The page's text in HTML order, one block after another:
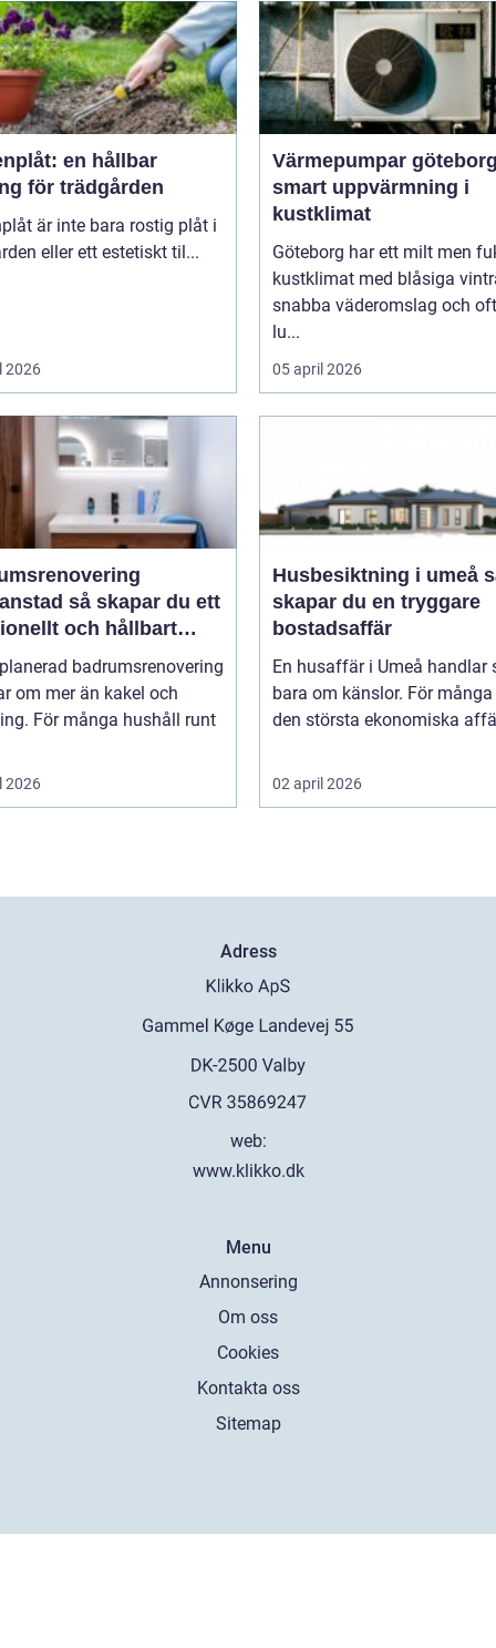
en hållbar
för trädgården
är inte bara rostig plåt i
eller ett estetiskt til...
2026
Värmepumpar
smart uppvärmning i
kustklimat
Göteborg har ett milt men
kustklimat med blåsiga
snabba väderomslag och
lu...
05 april 2026
skapar du ett
och hållbart
badrumsrenovering
om mer än kakel och
För många hushåll runt
2026
Husbesiktning i umeå så
skapar du en tryggare
bostadsaffär
En husaffär i Umeå handlar
bara om känslor. För
den största ekonomiska
02 april 2026
Adress
web:
www.klikko.dk
Menu
Annonsering
Om oss
Cookies
Kontakta oss
Sitemap